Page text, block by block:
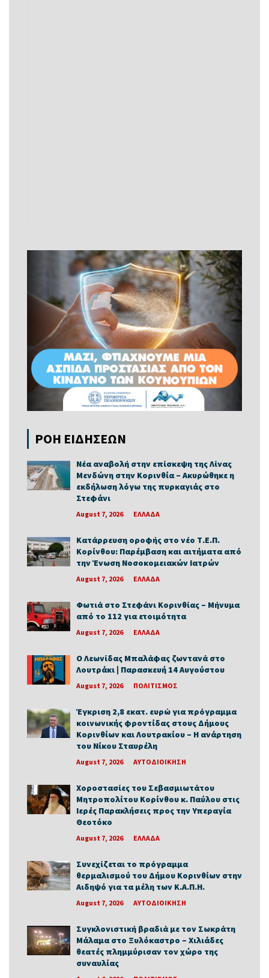
ΡΟΗ ΕΙΔΗΣΕΩΝ
Νέα αναβολή στην επίσκεψη της Λίνας
Μενδώνη στην Κορινθία – Ακυρώθηκε η
εκδήλωση λόγω της πυρκαγιάς στο
Στεφάνι
August 7, 2026 ΕΛΛΑΔΑ
Κατάρρευση οροφής στο νέο Τ.Ε.Π.
Κορίνθου: Παρέμβαση και αιτήματα από
την Ένωση Νοσοκομειακών Ιατρών
August 7, 2026 ΕΛΛΑΔΑ
Φωτιά στο Στεφάνι Κορινθίας – Μήνυμα
από το 112 για ετοιμότητα
August 7, 2026 ΕΛΛΑΔΑ
Ο Λεωνίδας Μπαλάφας ζωντανά στο
Λουτράκι | Παρασκευή 14 Αυγούστου
August 7, 2026 ΠΟΛΙΤΙΣΜΟΣ
Έγκριση 2,8 εκατ. ευρώ για πρόγραμμα
κοινωνικής φροντίδας στους Δήμους
Κορινθίων και Λουτρακίου – Η ανάρτηση
του Νίκου Σταυρέλη
August 7, 2026 ΑΥΤΟΔΙΟΙΚΗΣΗ
Χοροστασίες του Σεβασμιωτάτου
Μητροπολίτου Κορίνθου κ. Παύλου στις
Ιερές Παρακλήσεις προς την Υπεραγία
Θεοτόκο
August 7, 2026 ΕΛΛΑΔΑ
Συνεχίζεται το πρόγραμμα
θερμαλισμού του Δήμου Κορινθίων στην
Αιδηψό για τα μέλη των Κ.Α.Π.Η.
August 7, 2026 ΑΥΤΟΔΙΟΙΚΗΣΗ
Συγκλονιστική βραδιά με τον Σωκράτη
Μάλαμα στο Ξυλόκαστρο – Χιλιάδες
θεατές πλημμύρισαν τον χώρο της
συναυλίας